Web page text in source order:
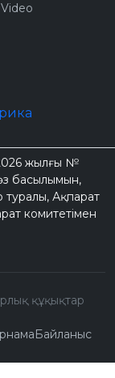
жылғы №
басылымын,
Ақпарат
комитетімен
құқықтар
Байланыс